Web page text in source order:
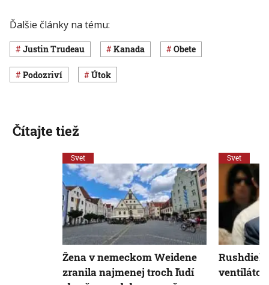
Ďalšie články na tému:
Justin Trudeau Kanada obete
podozriví útok
Čítajte tiež
Svet
Žena v nemeckom Weidene
zranila najmenej troch ľudí
Svet